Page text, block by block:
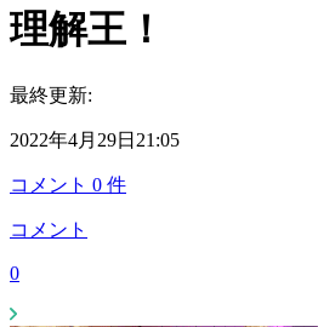
理解王！
最終更新:
2022年4月29日21:05
コメント 0 件
コメント
0